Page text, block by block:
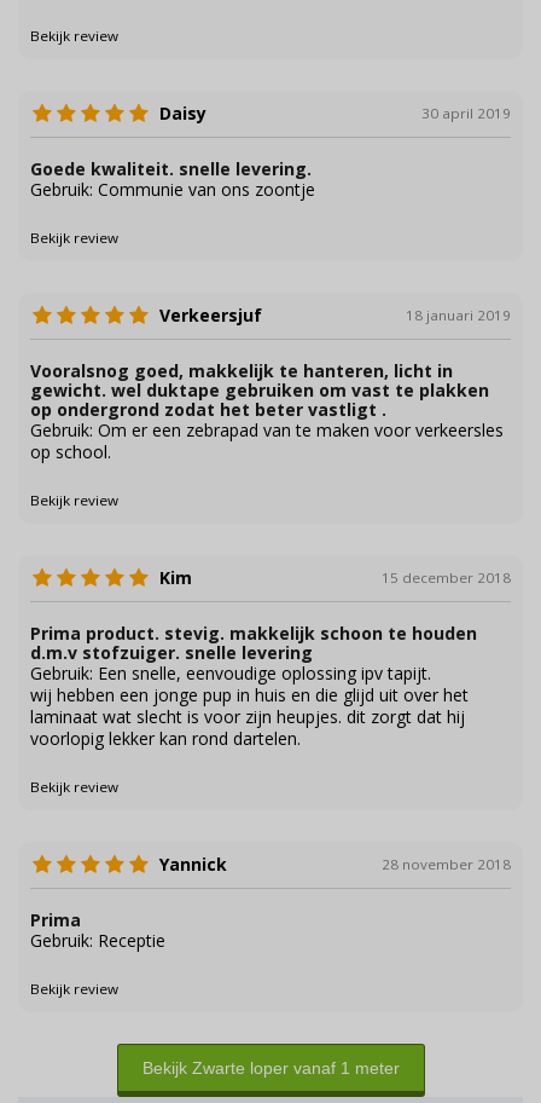
Bekijk review
Daisy 30 april 2019
Goede kwaliteit. snelle levering.
Gebruik: Communie van ons zoontje
Bekijk review
Verkeersjuf 18 januari 2019
Vooralsnog goed, makkelijk te hanteren, licht in
gewicht. wel duktape gebruiken om vast te plakken
op ondergrond zodat het beter vastligt .
Gebruik: Om er een zebrapad van te maken voor verkeersles
op school.
Bekijk review
Kim 15 december 2018
Prima product. stevig. makkelijk schoon te houden
d.m.v stofzuiger. snelle levering
Gebruik: Een snelle, eenvoudige oplossing ipv tapijt.
wij hebben een jonge pup in huis en die glijd uit over het
laminaat wat slecht is voor zijn heupjes. dit zorgt dat hij
voorlopig lekker kan rond dartelen.
Bekijk review
Yannick 28 november 2018
Prima
Gebruik: Receptie
Bekijk review
Bekijk Zwarte loper vanaf 1 meter